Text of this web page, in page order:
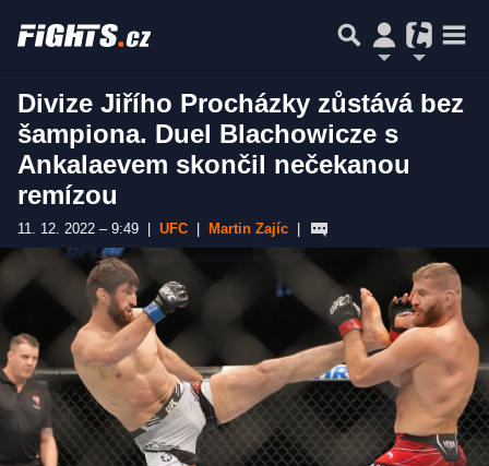
Divize Jiřího Procházky zůstává bez
šampiona. Duel Blachowicze s
Ankalaevem skončil nečekanou
remízou
11. 12. 2022 – 9:49 UFC Martin Zajíc